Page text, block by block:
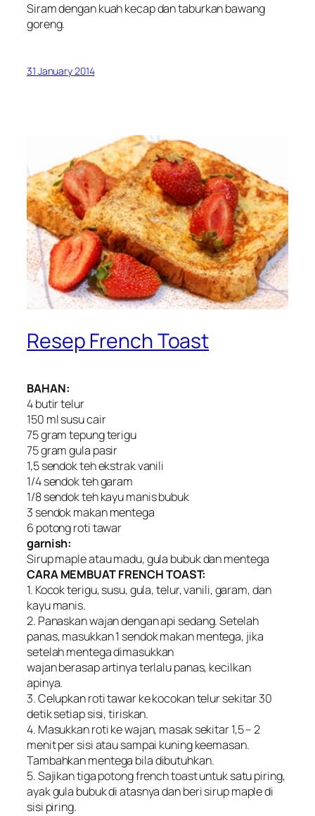
Siram dengan kuah kecap dan taburkan bawang
goreng.
31 January 2014
Resep French Toast
BAHAN:
4 butir telur
150 ml susu cair
75 gram tepung terigu
75 gram gula pasir
1,5 sendok teh ekstrak vanili
1/4 sendok teh garam
1/8 sendok teh kayu manis bubuk
3 sendok makan mentega
6 potong roti tawar
garnish:
Sirup maple atau madu, gula bubuk dan mentega
CARA MEMBUAT FRENCH TOAST:
1. Kocok terigu, susu, gula, telur, vanili, garam, dan
kayu manis.
2. Panaskan wajan dengan api sedang. Setelah
panas, masukkan 1 sendok makan mentega, jika
setelah mentega dimasukkan
wajan berasap artinya terlalu panas, kecilkan
apinya.
3. Celupkan roti tawar ke kocokan telur sekitar 30
detik setiap sisi, tiriskan.
4. Masukkan roti ke wajan, masak sekitar 1,5 – 2
menit per sisi atau sampai kuning keemasan.
Tambahkan mentega bila dibutuhkan.
5. Sajikan tiga potong french toast untuk satu piring,
ayak gula bubuk di atasnya dan beri sirup maple di
sisi piring.